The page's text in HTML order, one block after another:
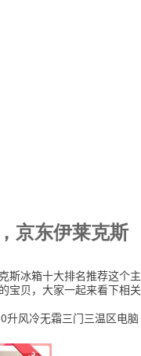
京东伊莱克斯
斯冰箱十大排名推荐这个主
宝贝，大家一起来看下相关
升风冷无霜三门三温区电脑